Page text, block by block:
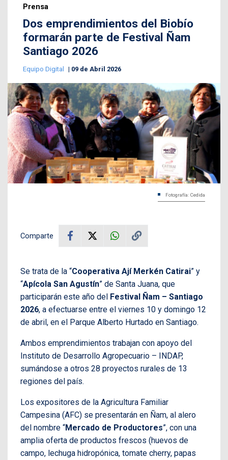
Prensa
Dos emprendimientos del Biobío
formarán parte de Festival Ñam
Santiago 2026
Equipo Digital 09 de Abril 2026
Fotografía: Cedida
Comparte
Se trata de la “Cooperativa Ají Merkén Catirai” y
“Apícola San Agustín” de Santa Juana, que
participarán este año del Festival Ñam – Santiago
2026, a efectuarse entre el viernes 10 y domingo 12
de abril, en el Parque Alberto Hurtado en Santiago.
Ambos emprendimientos trabajan con apoyo del
Instituto de Desarrollo Agropecuario – INDAP,
sumándose a otros 28 proyectos rurales de 13
regiones del país.
Los expositores de la Agricultura Familiar
Campesina (AFC) se presentarán en Ñam, al alero
del nombre “Mercado de Productores”, con una
amplia oferta de productos frescos (huevos de
campo, lechuga hidropónica, tomate cherry, papas